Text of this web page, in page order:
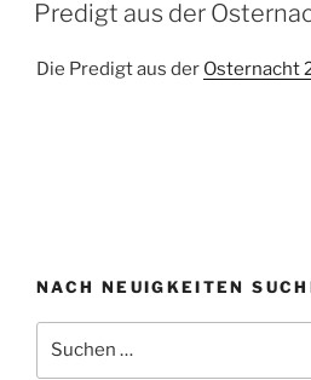
Predigt aus der
Die Predigt aus der Osternacht
NACH NEUIGKEITEN
nach: